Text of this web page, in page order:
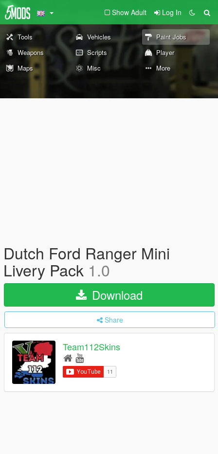
Show Adult Log In
Tools Vehicles
Paint Jobs
Weapons
Scripts
Player
Maps
Misc More
Dutch Ford Ranger Mini
Livery Pack 1.0
Download
Share
Team112Skins